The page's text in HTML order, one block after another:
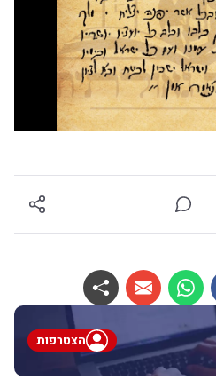
הצטרפות